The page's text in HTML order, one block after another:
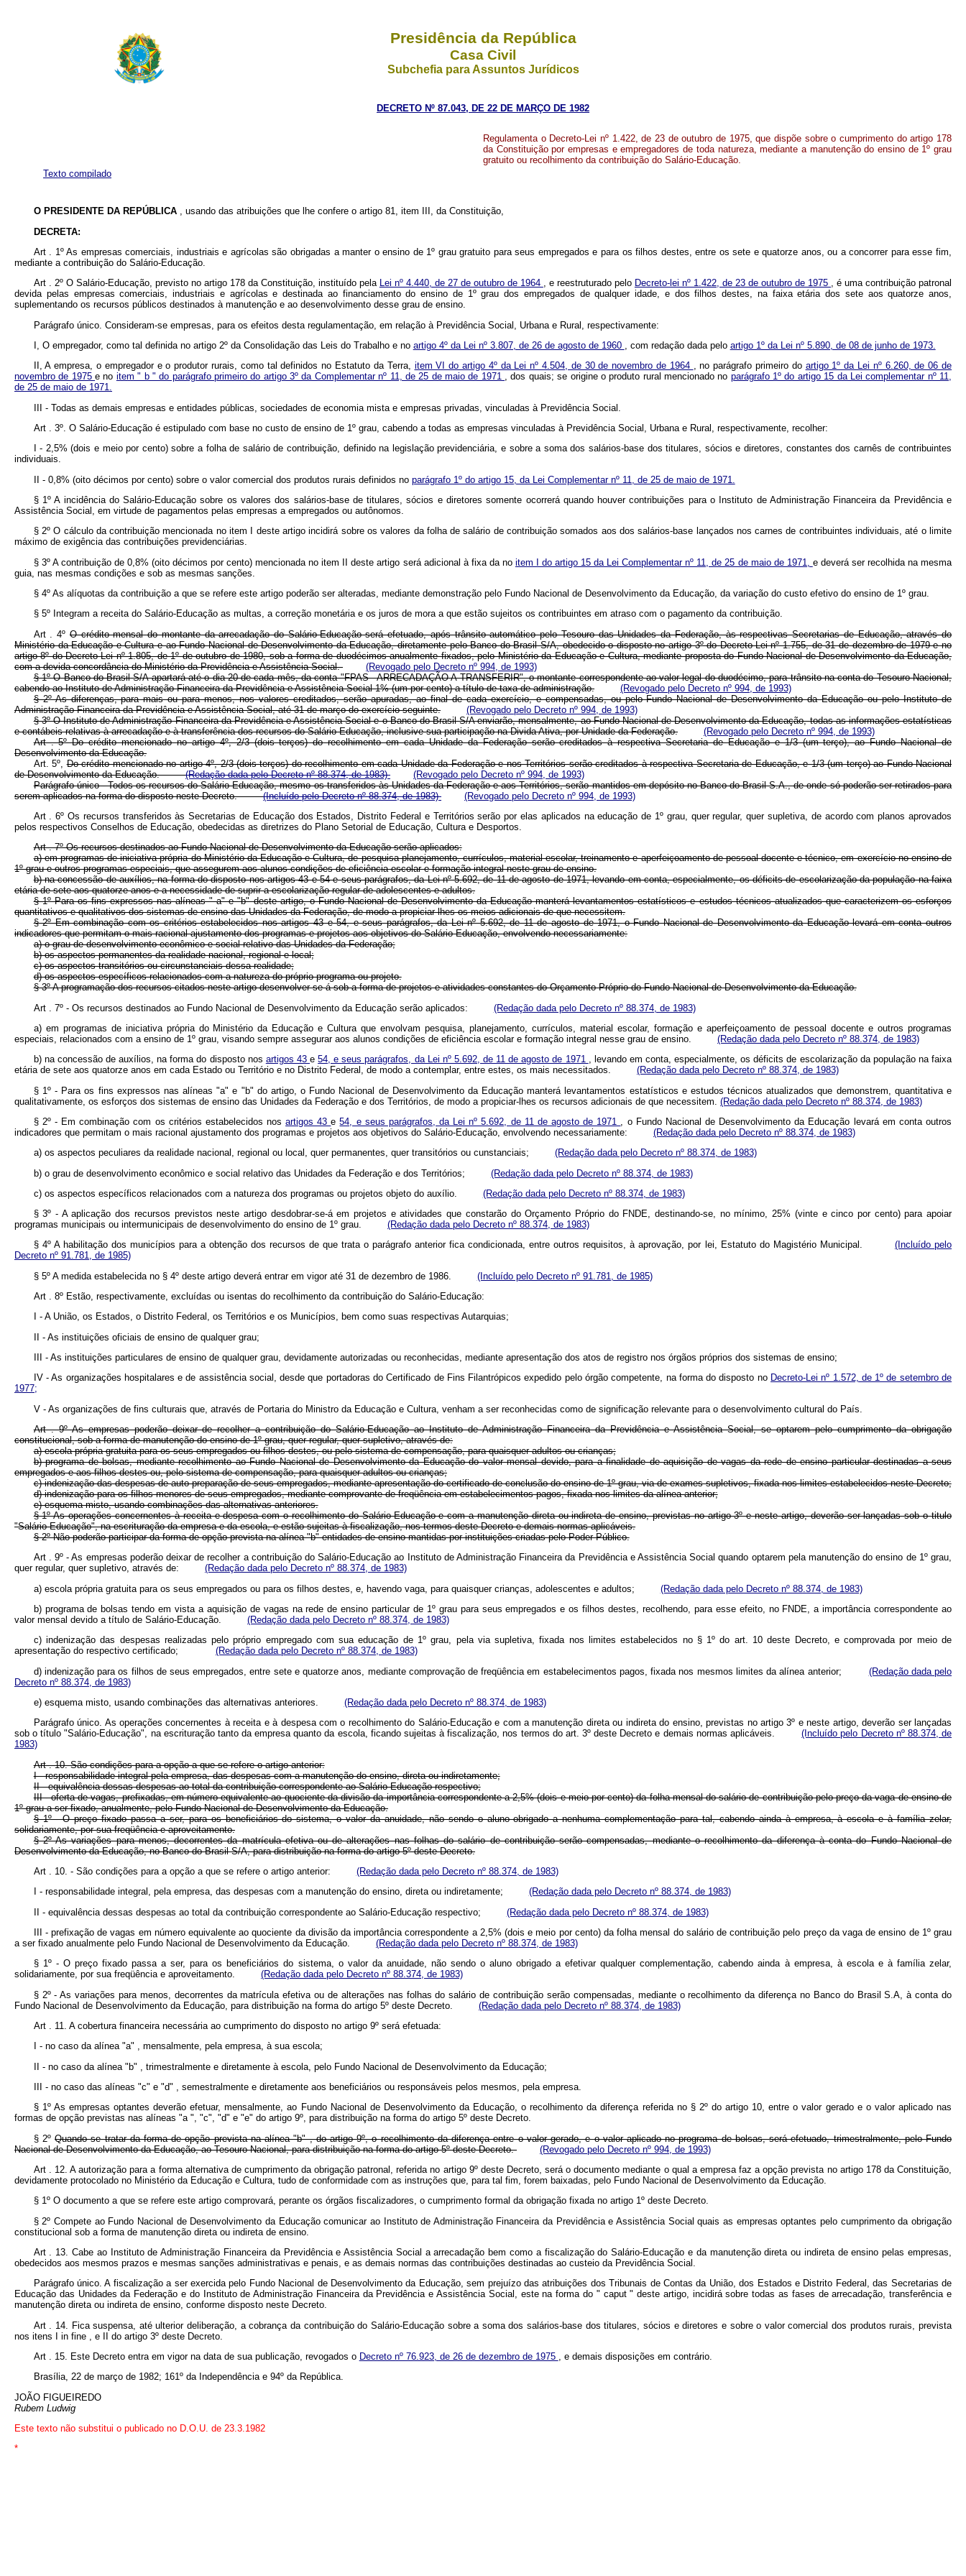
Presidência da República
Casa Civil
Subchefia para Assuntos Jurídicos
DECRETO Nº 87.043, DE 22 DE MARÇO DE 1982
Regulamenta o Decreto-Lei nº 1.422, de 23 de outubro de 1975, que dispõe sobre o cumprimento do artigo 178
da Constituição por empresas e empregadores de toda natureza, mediante a manutenção do ensino de 1º grau
gratuito ou recolhimento da contribuição do Salário-Educação.
Texto compilado
O PRESIDENTE DA REPÚBLICA , usando das atribuições que lhe confere o artigo 81, item III, da Constituição,
DECRETA:
Art . 1º As empresas comerciais, industriais e agrícolas são obrigadas a manter o ensino de 1º grau gratuito para seus empregados e para os filhos destes, entre os sete e quatorze anos, ou a concorrer para esse fim,
mediante a contribuição do Salário-Educação.
Art . 2º O Salário-Educação, previsto no artigo 178 da Constituição, instituído pela Lei nº 4.440, de 27 de outubro de 1964 , e reestruturado pelo Decreto-lei nº 1.422, de 23 de outubro de 1975 , é uma contribuição patronal
devida pelas empresas comerciais, industriais e agrícolas e destinada ao financiamento do ensino de 1º grau dos empregados de qualquer idade, e dos filhos destes, na faixa etária dos sete aos quatorze anos,
suplementando os recursos públicos destinados à manutenção e ao desenvolvimento desse grau de ensino.
Parágrafo único. Consideram-se empresas, para os efeitos desta regulamentação, em relação à Previdência Social, Urbana e Rural, respectivamente:
I, O empregador, como tal definida no artigo 2º da Consolidação das Leis do Trabalho e no artigo 4º da Lei nº 3.807, de 26 de agosto de 1960 , com redação dada pelo artigo 1º da Lei nº 5.890, de 08 de junho de 1973.
II, A empresa, o empregador e o produtor rurais, como tal definidos no Estatuto da Terra, item VI do artigo 4º da Lei nº 4.504, de 30 de novembro de 1964 , no parágrafo primeiro do artigo 1º da Lei nº 6.260, de 06 de
novembro de 1975e no item " b " do parágrafo primeiro do artigo 3º da Complementar nº 11, de 25 de maio de 1971 , dos quais; se origine o produto rural mencionado no parágrafo 1º do artigo 15 da Lei complementar nº 11,
de 25 de maio de 1971.
III - Todas as demais empresas e entidades públicas, sociedades de economia mista e empresas privadas, vinculadas à Previdência Social.
Art . 3º. O Salário-Educação é estipulado com base no custo de ensino de 1º grau, cabendo a todas as empresas vinculadas à Previdência Social, Urbana e Rural, respectivamente, recolher:
I - 2,5% (dois e meio por cento) sobre a folha de salário de contribuição, definido na legislação previdenciária, e sobre a soma dos salários-base dos titulares, sócios e diretores, constantes dos carnês de contribuintes
individuais.
II - 0,8% (oito décimos por cento) sobre o valor comercial dos produtos rurais definidos no parágrafo 1º do artigo 15, da Lei Complementar nº 11, de 25 de maio de 1971.
§ 1º A incidência do Salário-Educação sobre os valores dos salários-base de titulares, sócios e diretores somente ocorrerá quando houver contribuições para o Instituto de Administração Financeira da Previdência e
Assistência Social, em virtude de pagamentos pelas empresas a empregados ou autônomos.
§ 2º O cálculo da contribuição mencionada no item I deste artigo incidirá sobre os valores da folha de salário de contribuição somados aos dos salários-base lançados nos carnes de contribuintes individuais, até o limite
máximo de exigência das contribuições previdenciárias.
§ 3º A contribuição de 0,8% (oito décimos por cento) mencionada no item II deste artigo será adicional à fixa da no item I do artigo 15 da Lei Complementar nº 11, de 25 de maio de 1971, e deverá ser recolhida na mesma
guia, nas mesmas condições e sob as mesmas sanções.
§ 4º As alíquotas da contribuição a que se refere este artigo poderão ser alteradas, mediante demonstração pelo Fundo Nacional de Desenvolvimento da Educação, da variação do custo efetivo do ensino de 1º grau.
§ 5º Integram a receita do Salário-Educação as multas, a correção monetária e os juros de mora a que estão sujeitos os contribuintes em atraso com o pagamento da contribuição.
Art . 4ºO crédito mensal do montante da arrecadação do Salário-Educação será efetuado, após trânsito automático pelo Tesouro das Unidades da Federação, às respectivas Secretarias de Educação, através do
Ministério da Educação e Cultura e ao Fundo Nacional de Desenvolvimento da Educação, diretamente pelo Banco do Brasil S/A, obedecido o disposto no artigo 3º do Decreto-Lei nº 1.755, de 31 de dezembro de 1979 e no
artigo 8º do Decreto-Lei nº 1.805, de 1º de outubro de 1980, sob a forma de duodécimos anualmente fixados, pelo Ministério da Educação e Cultura, mediante proposta do Fundo Nacional de Desenvolvimento da Educação,
com a devida concordância do Ministério da Previdência e Assistência Social.
(Revogado pelo Decreto nº 994, de 1993)
§ 1º O Banco do Brasil S/A apartará até o dia 20 de cada mês, da conta "FPAS - ARRECADAÇÃO A TRANSFERIR", o montante correspondente ao valor legal do duodécimo, para trânsito na conta do Tesouro Nacional,
cabendo ao Instituto de Administração Financeira da Previdência e Assistência Social 1% (um por cento) a título de taxa de administração.
(Revogado pelo Decreto nº 994, de 1993)
§ 2º As diferenças, para mais ou para menos, nos valores creditados, serão apuradas, ao final de cada exercício, e compensadas, ou pelo Fundo Nacional de Desenvolvimento da Educação ou pelo Instituto de
Administração Financeira da Previdência e Assistência Social, até 31 de março do exercício seguinte.
(Revogado pelo Decreto nº 994, de 1993)
§ 3º O Instituto de Administração Financeira da Previdência e Assistência Social e o Banco do Brasil S/A enviarão, mensalmente, ao Fundo Nacional de Desenvolvimento da Educação, todas as informações estatísticas
e contábeis relativas à arrecadação e à transferência dos recursos do Salário-Educação, inclusive sua participação na Divida Ativa, por Unidade da Federação.
(Revogado pelo Decreto nº 994, de 1993)
Art . 5º Do crédito mencionado no artigo 4º, 2/3 (dois terços) do recolhimento em cada Unidade da Federação serão creditados à respectiva Secretaria de Educação e 1/3 (um terço), ao Fundo Nacional de
Desenvolvimento da Educação.
Art. 5º,Do crédito mencionado no artigo 4º, 2/3 (dois terços) do recolhimento em cada Unidade da Federação e nos Territórios serão creditados à respectiva Secretaria de Educação, e 1/3 (um terço) ao Fundo Nacional
de Desenvolvimento da Educação.(Redação dada pelo Decreto nº 88.374, de 1983)
(Revogado pelo Decreto nº 994, de 1993)
Parágrafo único - Todos os recursos do Salário-Educação, mesmo os transferidos às Unidades da Federação e aos Territórios, serão mantidos em depósito no Banco do Brasil S.A., de onde só poderão ser retirados para
serem aplicados na forma do disposto neste Decreto.(Incluído pelo Decreto nº 88.374, de 1983)
(Revogado pelo Decreto nº 994, de 1993)
Art . 6º Os recursos transferidos às Secretarias de Educação dos Estados, Distrito Federal e Territórios serão por elas aplicados na educação de 1º grau, quer regular, quer supletiva, de acordo com planos aprovados
pelos respectivos Conselhos de Educação, obedecidas as diretrizes do Plano Setorial de Educação, Cultura e Desportos.
Art . 7º Os recursos destinados ao Fundo Nacional de Desenvolvimento da Educação serão aplicados:
a) em programas de iniciativa própria do Ministério da Educação e Cultura, de pesquisa planejamento, currículos, material escolar, treinamento e aperfeiçoamento de pessoal docente e técnico, em exercício no ensino de
1º grau e outros programas especiais, que assegurem aos alunos condições de eficiência escolar e formação integral neste grau de ensino.
b) na concessão de auxílios, na forma do disposto nos artigos 43 e 54 e seus parágrafos, da Lei nº 5.692, de 11 de agosto de 1971, levando em conta, especialmente, os déficits de escolarização da população na faixa
etária de sete aos quatorze anos e a necessidade de suprir a escolarização regular de adolescentes e adultos.
§ 1º Para os fins expressos nas alíneas " a" e "b" deste artigo, o Fundo Nacional de Desenvolvimento da Educação manterá levantamentos estatísticos e estudos técnicos atualizados que caracterizem os esforços
quantitativos e qualitativos dos sistemas de ensino das Unidades da Federação, de modo a propiciar-lhes os meios adicionais de que necessitem.
§ 2º Em combinação com os critérios estabelecidos nos artigos 43 e 54, e seus parágrafos, da Lei nº 5.692, de 11 de agosto de 1971, o Fundo Nacional de Desenvolvimento da Educação levará em conta outros
indicadores que permitam o mais racional ajustamento dos programas e projetos aos objetivos do Salário-Educação, envolvendo necessariamente:
a) o grau de desenvolvimento econômico e social relativo das Unidades da Federação;
b) os aspectos permanentes da realidade nacional, regional e local;
c) os aspectos transitórios ou circunstanciais dessa realidade;
d) os aspectos específicos relacionados com a natureza do próprio programa ou projeto.
§ 3º A programação dos recursos citados neste artigo desenvolver-se-á sob a forma de projetos e atividades constantes do Orçamento Próprio do Fundo Nacional de Desenvolvimento da Educação.
Art . 7º - Os recursos destinados ao Fundo Nacional de Desenvolvimento da Educação serão aplicados: (Redação dada pelo Decreto nº 88.374, de 1983)
a) em programas de iniciativa própria do Ministério da Educação e Cultura que envolvam pesquisa, planejamento, currículos, material escolar, formação e aperfeiçoamento de pessoal docente e outros programas
especiais, relacionados com a ensino de 1º grau, visando sempre assegurar aos alunos condições de eficiência escolar e formação integral nesse grau de ensino. (Redação dada pelo Decreto nº 88.374, de 1983)
b) na concessão de auxílios, na forma do disposto nos artigos 43e54, e seus parágrafos, da Lei nº 5.692, de 11 de agosto de 1971 , levando em conta, especialmente, os déficits de escolarização da população na faixa
etária de sete aos quatorze anos em cada Estado ou Território e no Distrito Federal, de modo a contemplar, entre estes, os mais necessitados. (Redação dada pelo Decreto nº 88.374, de 1983)
§ 1º - Para os fins expressos nas alíneas "a" e "b" do artigo, o Fundo Nacional de Desenvolvimento da Educação manterá levantamentos estatísticos e estudos técnicos atualizados que demonstrem, quantitativa e
qualitativamente, os esforços dos sistemas de ensino das Unidades da Federação e dos Territórios, de modo a propiciar-lhes os recursos adicionais de que necessitem. (Redação dada pelo Decreto nº 88.374, de 1983)
§ 2º - Em combinação com os critérios estabelecidos nosartigos 43e54, e seus parágrafos, da Lei nº 5.692, de 11 de agosto de 1971
, o Fundo Nacional de Desenvolvimento da Educação levará em conta outros
indicadores que permitam o mais racional ajustamento dos programas e projetos aos objetivos do Salário-Educação, envolvendo necessariamente: (Redação dada pelo Decreto nº 88.374, de 1983)
a) os aspectos peculiares da realidade nacional, regional ou local, quer permanentes, quer transitórios ou cunstanciais; (Redação dada pelo Decreto nº 88.374, de 1983)
b) o grau de desenvolvimento econômico e social relativo das Unidades da Federação e dos Territórios; (Redação dada pelo Decreto nº 88.374, de 1983)
c) os aspectos específicos relacionados com a natureza dos programas ou projetos objeto do auxílio. (Redação dada pelo Decreto nº 88.374, de 1983)
§ 3º - A aplicação dos recursos previstos neste artigo desdobrar-se-á em projetos e atividades que constarão do Orçamento Próprio do FNDE, destinando-se, no mínimo, 25% (vinte e cinco por cento) para apoiar
programas municipais ou intermunicipais de desenvolvimento do ensino de 1º grau. (Redação dada pelo Decreto nº 88.374, de 1983)
§ 4º A habilitação dos municípios para a obtenção dos recursos de que trata o parágrafo anterior fica condicionada, entre outros requisitos, à aprovação, por lei, Estatuto do Magistério Municipal. (Incluído pelo
Decreto nº 91.781, de 1985)
§ 5º A medida estabelecida no § 4º deste artigo deverá entrar em vigor até 31 de dezembro de 1986. (Incluído pelo Decreto nº 91.781, de 1985)
Art . 8º Estão, respectivamente, excluídas ou isentas do recolhimento da contribuição do Salário-Educação:
I - A União, os Estados, o Distrito Federal, os Territórios e os Municípios, bem como suas respectivas Autarquias;
II - As instituições oficiais de ensino de qualquer grau;
III - As instituições particulares de ensino de qualquer grau, devidamente autorizadas ou reconhecidas, mediante apresentação dos atos de registro nos órgãos próprios dos sistemas de ensino;
IV - As organizações hospitalares e de assistência social, desde que portadoras do Certificado de Fins Filantrópicos expedido pelo órgão competente, na forma do disposto no Decreto-Lei nº 1.572, de 1º de setembro de
1977;
V - As organizações de fins culturais que, através de Portaria do Ministro da Educação e Cultura, venham a ser reconhecidas como de significação relevante para o desenvolvimento cultural do País.
Art . 9º As empresas poderão deixar de recolher a contribuição do Salário-Educação ao Instituto de Administração Financeira da Previdência e Assistência Social, se optarem pelo cumprimento da obrigação
constitucional, sob a forma de manutenção do ensino de 1º grau, quer regular, quer supletivo, através de:
a) escola própria gratuita para os seus empregados ou filhos destes, ou pelo sistema de compensação, para quaisquer adultos ou crianças;
b) programa de bolsas, mediante recolhimento ao Fundo Nacional de Desenvolvimento da Educação do valor mensal devido, para a finalidade de aquisição de vagas da rede de ensino particular destinadas a seus
empregados e aos filhos destes ou, pelo sistema de compensação, para quaisquer adultos ou crianças;
c) indenização das despesas de auto-preparação de seus empregados, mediante apresentação do certificado de conclusão do ensino de 1º grau, via de exames supletivos, fixada nos limites estabelecidos neste Decreto;
d) indenização para os filhos menores de seus empregados, mediante comprovante de freqüência em estabelecimentos pagos, fixada nos limites da alínea anterior;
e) esquema misto, usando combinações das alternativas anteriores.
§ 1º As operações concernentes à receita e despesa com o recolhimento do Salário-Educação e com a manutenção direta ou indireta de ensino, previstas no artigo 3º e neste artigo, deverão ser lançadas sob o titulo
"Salário-Educação", na escrituração da empresa e da escola, e estão sujeitas à fiscalização, nos termos deste Decreto e demais normas aplicáveis.
§ 2º Não poderão participar da forma de opção prevista na alínea "b" entidades de ensino mantidas por instituições criadas pelo Poder Público.
Art . 9º - As empresas poderão deixar de recolher a contribuição do Salário-Educação ao Instituto de Administração Financeira da Previdência e Assistência Social quando optarem pela manutenção do ensino de 1º grau,
quer regular, quer supletivo, através de: (Redação dada pelo Decreto nº 88.374, de 1983)
a) escola própria gratuita para os seus empregados ou para os filhos destes, e, havendo vaga, para quaisquer crianças, adolescentes e adultos; (Redação dada pelo Decreto nº 88.374, de 1983)
b) programa de bolsas tendo em vista a aquisição de vagas na rede de ensino particular de 1º grau para seus empregados e os filhos destes, recolhendo, para esse efeito, no FNDE, a importância correspondente ao
valor mensal devido a título de Salário-Educação. (Redação dada pelo Decreto nº 88.374, de 1983)
c) indenização das despesas realizadas pelo próprio empregado com sua educação de 1º grau, pela via supletiva, fixada nos limites estabelecidos no § 1º do art. 10 deste Decreto, e comprovada por meio de
apresentação do respectivo certificado; (Redação dada pelo Decreto nº 88.374, de 1983)
d) indenização para os filhos de seus empregados, entre sete e quatorze anos, mediante comprovação de freqüência em estabelecimentos pagos, fixada nos mesmos limites da alínea anterior; (Redação dada pelo
Decreto nº 88.374, de 1983)
e) esquema misto, usando combinações das alternativas anteriores. (Redação dada pelo Decreto nº 88.374, de 1983)
Parágrafo único. As operações concernentes à receita e à despesa com o recolhimento do Salário-Educação e com a manutenção direta ou indireta do ensino, previstas no artigo 3º e neste artigo, deverão ser lançadas
sob o título "Salário-Educação", na escrituração tanto da empresa quanto da escola, ficando sujeitas à fiscalização, nos termos do art. 3º deste Decreto e demais normas aplicáveis.(Incluído pelo Decreto nº 88.374, de
1983)
Art . 10. São condições para a opção a que se refere o artigo anterior:
I - responsabilidade integral pela empresa, das despesas com a manutenção do ensino, direta ou indiretamente;
II - equivalência dessas despesas ao total da contribuição correspondente ao Salário-Educação respectivo;
III - oferta de vagas, prefixadas, em número equivalente ao quociente da divisão da importância correspondente a 2,5% (dois e meio por cento) da folha mensal do salário de contribuição pelo preço da vaga de ensino de
1º grau a ser fixado, anualmente, pelo Fundo Nacional de Desenvolvimento da Educação.
§ 1º - O preço fixado passa a ser, para os beneficiários do sistema, o valor da anuidade, não sendo o aluno obrigado a nenhuma complementação para tal, cabendo ainda à empresa, à escola e à família zelar,
solidariamente, por sua freqüência e aproveitamento.
§ 2º As variações para menos, decorrentes da matrícula efetiva ou de alterações nas folhas do salário de contribuição serão compensadas, mediante o recolhimento da diferença à conta do Fundo Nacional de
Desenvolvimento da Educação, no Banco do Brasil S/A, para distribuição na forma do artigo 5º deste Decreto.
Art . 10. - São condições para a opção a que se refere o artigo anterior: (Redação dada pelo Decreto nº 88.374, de 1983)
I - responsabilidade integral, pela empresa, das despesas com a manutenção do ensino, direta ou indiretamente; (Redação dada pelo Decreto nº 88.374, de 1983)
II - equivalência dessas despesas ao total da contribuição correspondente ao Salário-Educação respectivo; (Redação dada pelo Decreto nº 88.374, de 1983)
III - prefixação de vagas em número equivalente ao quociente da divisão da importância correspondente a 2,5% (dois e meio por cento) da folha mensal do salário de contribuição pelo preço da vaga de ensino de 1º grau
a ser fixado anualmente pelo Fundo Nacional de Desenvolvimento da Educação. (Redação dada pelo Decreto nº 88.374, de 1983)
§ 1º - O preço fixado passa a ser, para os beneficiários do sistema, o valor da anuidade, não sendo o aluno obrigado a efetivar qualquer complementação, cabendo ainda à empresa, à escola e à família zelar,
solidariamente, por sua freqüência e aproveitamento. (Redação dada pelo Decreto nº 88.374, de 1983)
§ 2º - As variações para menos, decorrentes da matrícula efetiva ou de alterações nas folhas do salário de contribuição serão compensadas, mediante o recolhimento da diferença no Banco do Brasil S.A, à conta do
Fundo NacionaI de Desenvolvimento da Educação, para distribuição na forma do artigo 5º deste Decreto. (Redação dada pelo Decreto nº 88.374, de 1983)
Art . 11. A cobertura financeira necessária ao cumprimento do disposto no artigo 9º será efetuada:
I - no caso da alínea "a" , mensalmente, pela empresa, à sua escola;
II - no caso da alínea "b" , trimestralmente e diretamente à escola, pelo Fundo Nacional de Desenvolvimento da Educação;
III - no caso das alíneas "c" e "d" , semestralmente e diretamente aos beneficiários ou responsáveis pelos mesmos, pela empresa.
§ 1º As empresas optantes deverão efetuar, mensalmente, ao Fundo Nacional de Desenvolvimento da Educação, o recolhimento da diferença referida no § 2º do artigo 10, entre o valor gerado e o valor aplicado nas
formas de opção previstas nas alíneas "a ", "c", "d" e "e" do artigo 9º, para distribuição na forma do artigo 5º deste Decreto.
§ 2ºQuando se tratar da forma de opção prevista na alínea "b" , do artigo 9º, o recolhimento da diferença entre o valor gerado, e o valor aplicado no programa de bolsas, será efetuado, trimestralmente, pelo Fundo
Nacional de Desenvolvimento da Educação, ao Tesouro Nacional, para distribuição na forma do artigo 5º deste Decreto.
(Revogado pelo Decreto nº 994, de 1993)
Art . 12. A autorização para a forma alternativa de cumprimento da obrigação patronal, referida no artigo 9º deste Decreto, será o documento mediante o qual a empresa faz a opção prevista no artigo 178 da Constituição,
devidamente protocolado no Ministério da Educação e Cultura, tudo de conformidade com as instruções que, para tal fim, forem baixadas, pelo Fundo Nacional de Desenvolvimento da Educação.
§ 1º O documento a que se refere este artigo comprovará, perante os órgãos fiscalizadores, o cumprimento formal da obrigação fixada no artigo 1º deste Decreto.
§ 2º Compete ao Fundo Nacional de Desenvolvimento da Educação comunicar ao Instituto de Administração Financeira da Previdência e Assistência Social quais as empresas optantes pelo cumprimento da obrigação
constitucional sob a forma de manutenção direta ou indireta de ensino.
Art . 13. Cabe ao Instituto de Administração Financeira da Previdência e Assistência Social a arrecadação bem como a fiscalização do Salário-Educação e da manutenção direta ou indireta de ensino pelas empresas,
obedecidos aos mesmos prazos e mesmas sanções administrativas e penais, e as demais normas das contribuições destinadas ao custeio da Previdência Social.
Parágrafo único. A fiscalização a ser exercida pelo Fundo Nacional de Desenvolvimento da Educação, sem prejuízo das atribuições dos Tribunais de Contas da União, dos Estados e Distrito Federal, das Secretarias de
Educação das Unidades da Federação e do Instituto de Administração Financeira da Previdência e Assistência Social, este na forma do " caput " deste artigo, incidirá sobre todas as fases de arrecadação, transferência e
manutenção direta ou indireta de ensino, conforme disposto neste Decreto.
Art . 14. Fica suspensa, até ulterior deliberação, a cobrança da contribuição do Salário-Educação sobre a soma dos salários-base dos titulares, sócios e diretores e sobre o valor comercial dos produtos rurais, prevista
nos itens I in fine , e II do artigo 3º deste Decreto.
Art . 15. Este Decreto entra em vigor na data de sua publicação, revogados o Decreto nº 76.923, de 26 de dezembro de 1975
, e demais disposições em contrário.
Brasília, 22 de março de 1982; 161º da Independência e 94º da República.
JOÃO FIGUEIREDO
Rubem Ludwig
Este texto não substitui o publicado no D.O.U. de 23.3.1982
*